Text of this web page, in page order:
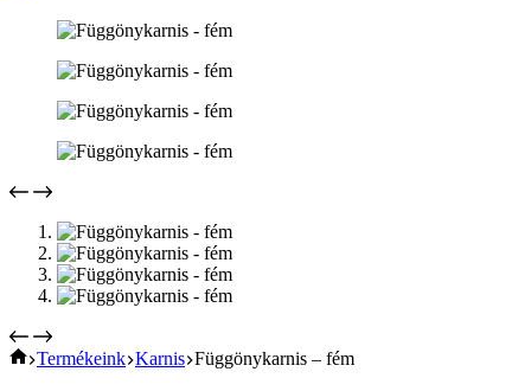
Home
Termékeink Karnis Függönykarnis – fém